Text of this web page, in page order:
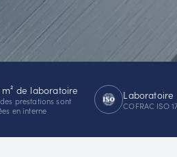
de laboratoire
des prestations sont
en interne
Laboratoire
COFRAC ISO